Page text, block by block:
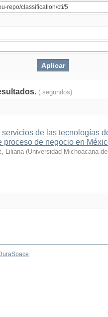
( segundos)
servicios de las tecnologías
proceso de negocio en
Liliana (Universidad Michoacana